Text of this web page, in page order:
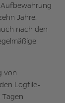
Jahre.
nach den
von
Logfile-